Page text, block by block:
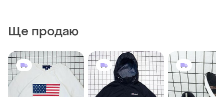
Ще продаю